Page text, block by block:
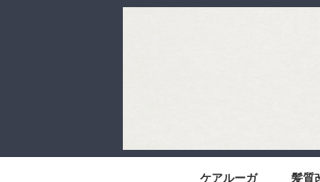
ケアルーガ 髪質